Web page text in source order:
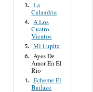
3. La
Calandria
4. A Los
Cuatro
Vientos
5. Mi Lupita
6. Ayes De
Amor En El
Rio
1. Echeme El
Bailazo